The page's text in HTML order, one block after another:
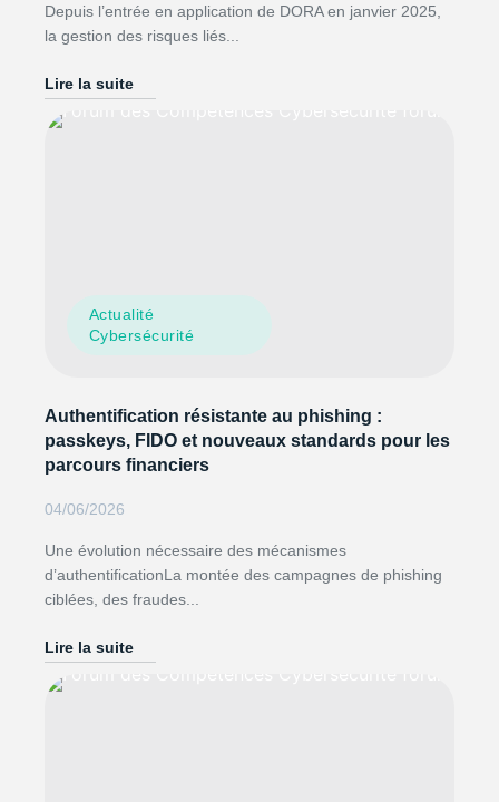
Depuis l’entrée en application de DORA en janvier 2025,
la gestion des risques liés...
Lire la suite
Actualité
Cybersécurité
Authentification résistante au phishing :
passkeys, FIDO et nouveaux standards pour les
parcours financiers
04/06/2026
Une évolution nécessaire des mécanismes
d’authentificationLa montée des campagnes de phishing
ciblées, des fraudes...
Lire la suite